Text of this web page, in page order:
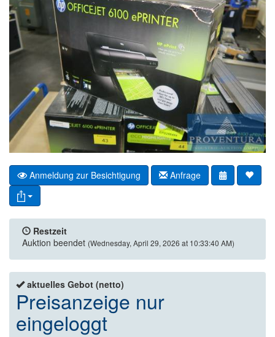
Anmeldung zur Besichtigung Anfrage
Restzeit
Auktion beendet (Wednesday, April 29, 2026 at 10:33:40 AM)
aktuelles Gebot (netto)
Preisanzeige nur
eingeloggt